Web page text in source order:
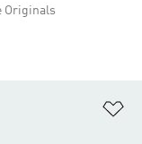
Originals